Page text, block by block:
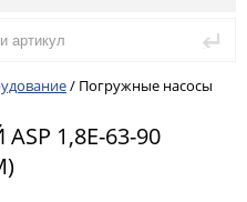
/ Погружные насосы
1,8E-63-90